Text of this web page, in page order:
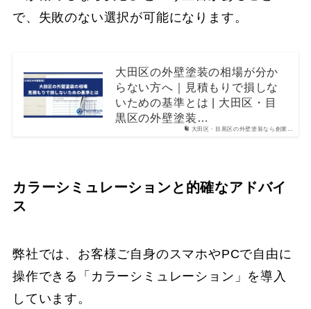
で、失敗のない選択が可能になります。
大田区・目黒区の外壁塗装なら創業…
大田区の外壁塗装の相場が分か
らない方へ｜見積もりで損しな
いための基準とは | 大田区・目
黒区の外壁塗装…
カラーシミュレーションと的確なアドバイ
ス
弊社では、お客様ご自身のスマホやPCで自由に
操作できる「カラーシミュレーション」を導入
しています。